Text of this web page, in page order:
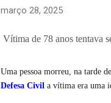
março 28, 2025
Vítima de 78 anos tentava
Uma pessoa morreu, na tarde
Defesa Civil a vítima era uma